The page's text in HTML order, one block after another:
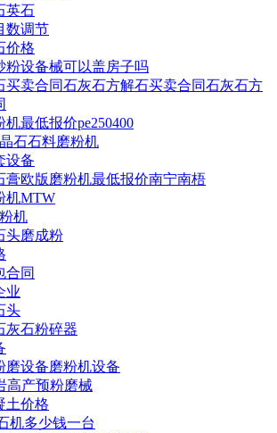
英石
数调节
价格
粉设备械可以盖房子吗
买卖合同石灰石方解石买卖合同石灰石方
最低报价pe250400
石石料磨粉机
设备
膏欧版磨粉机最低报价南宁南梧
机MTW
机
头磨成粉
合同
业
头
灰石粉碎器
磨设备磨粉机设备
高产预粉磨械
土价格
机多少钱一台